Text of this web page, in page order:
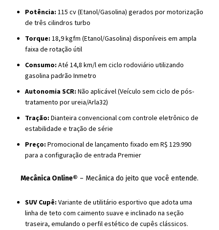
Potência: 115 cv (Etanol/Gasolina) gerados por motorização
de três cilindros turbo
Torque: 18,9 kgfm (Etanol/Gasolina) disponíveis em ampla
faixa de rotação útil
Consumo: Até 14,8 km/l em ciclo rodoviário utilizando
gasolina padrão Inmetro
Autonomia SCR: Não aplicável (Veículo sem ciclo de pós-
tratamento por ureia/Arla32)
Tração: Dianteira convencional com controle eletrônico de
estabilidade e tração de série
Preço: Promocional de lançamento fixado em R$ 129.990
para a configuração de entrada Premier
Mecânica Online® – Mecânica do jeito que você entende.
SUV Cupê: Variante de utilitário esportivo que adota uma
linha de teto com caimento suave e inclinado na seção
traseira, emulando o perfil estético de cupês clássicos.